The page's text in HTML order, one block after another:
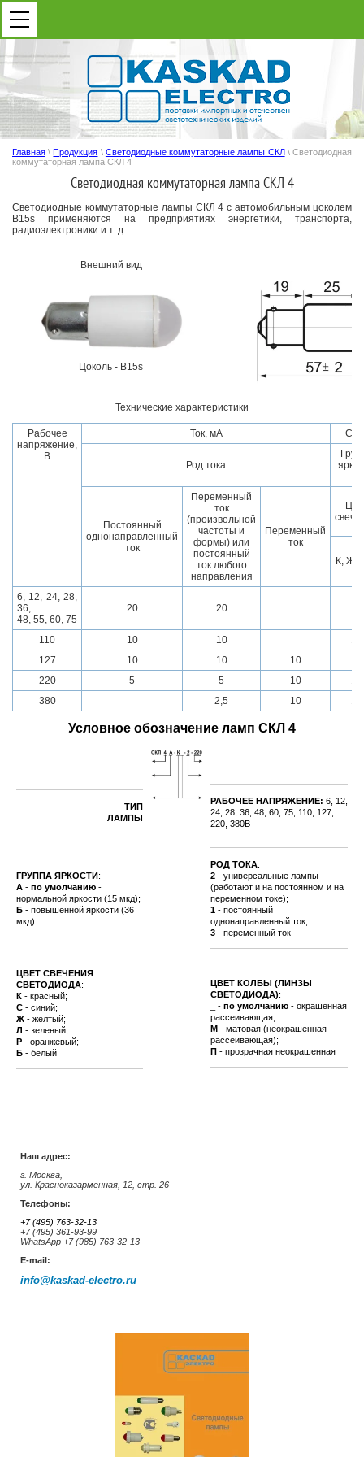
Наш адрес:
г. Москва,
ул. Красноказарменная, 12, стр. 26
Телефоны:
+7 (495) 763-32-13
+7 (495) 361-93-99
WhatsApp +7 (985) 763-32-13
E-mail:
info@kaskad-electro.ru
Главная \Продукция \ Светодиодные коммутаторные лампы СКЛ\ Светодиодная
коммутаторная лампа СКЛ 4
Светодиодная коммутаторная лампа СКЛ 4
Светодиодные коммутаторные лампы СКЛ 4 с автомобильным цоколем
B15s применяются на предприятиях энергетики, транспорта,
радиоэлектроники и т. д.
Внешний вид
Цоколь - B15s
Технические характеристики
Рабочее
напряжение,
В
Ток, мА
Род тока
Постоянный
однонаправленный
ток
Переменный
ток
(произвольной
частоты и
формы) или
постоянный
ток любого
направления
Переменный
ток
К, Ж,
6, 12, 24, 28,
36,
48, 55, 60, 75
20 20
110 10 10
127
10 10 10
220
5 5 10
380
2,5 10
Условное обозначение ламп СКЛ 4
ТИП
ЛАМПЫ
РАБОЧЕЕ НАПРЯЖЕНИЕ: 6, 12,
24, 28, 36, 48, 60, 75, 110, 127,
220, 380В
ГРУППА ЯРКОСТИ:
А - по умолчанию -
нормальной яркости (15 мкд);
Б - повышенной яркости (36
мкд)
РОД ТОКА:
2 - универсальные лампы
(работают и на постоянном и на
переменном токе);
1 - постоянный
однонаправленный ток;
3 - переменный ток
ЦВЕТ СВЕЧЕНИЯ
СВЕТОДИОДА:
К - красный;
С - синий;
Ж - желтый;
Л - зеленый;
Р - оранжевый;
Б - белый
ЦВЕТ КОЛБЫ (ЛИНЗЫ
СВЕТОДИОДА):
_ - по умолчанию - окрашенная
рассеивающая;
М - матовая (неокрашенная
рассеивающая);
П - прозрачная неокрашенная